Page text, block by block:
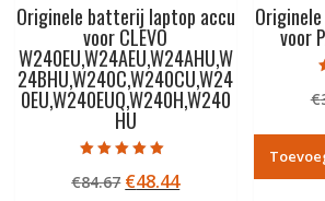
Originele batterij laptop accu
voor CLEVO
W240EU,W24AEU,W24AHU,W
24BHU,W240C,W240CU,W24
0EU,W240EUQ,W240H,W240
HU
5.00
uit 5
€84.67 Oorspronkelijke
€48.44Huidige
voor
€